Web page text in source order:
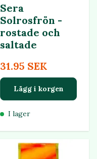
Sera
Solrosfrön -
rostade och
saltade
31.95 SEK
Lägg i korgen
I lager